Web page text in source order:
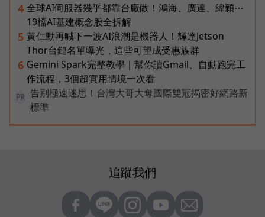
4 全球AI伺服器幾乎都靠台廠做！鴻海、廣達、緯穎⋯
19檔AI基建概念股全拆解
5 黃仁勳再喊下一波AI浪潮是機器人！輝達Jetson
Thor台鏈名單曝光，這些可望成受惠族群
6 Gemini Spark完整教學｜幫你讀Gmail、自動跑完工
作流程，3個超實用情境一次看
PR
告別極速迷思！台灣大哥大奪國際雙冠揭密好網路新
標準
追蹤我們